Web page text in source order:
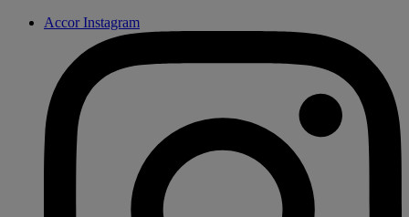
Accor Instagram